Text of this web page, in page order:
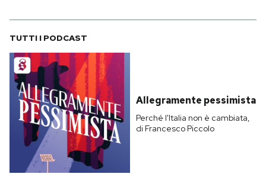
TUTTI I PODCAST
Allegramente pessimista
Perché l'Italia non è cambiata,
di Francesco Piccolo